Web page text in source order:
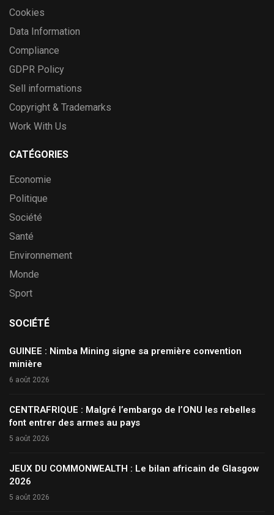
Cookies
Data Information
Compliance
GDPR Policy
Sell informations
Copyright & Trademarks
Work With Us
CATÉGORIES
Economie
Politique
Société
Santé
Environnement
Monde
Sport
SOCIÉTÉ
GUINEE : Nimba Mining signe sa première convention
minière
6 août 2026
CENTRAFRIQUE : Malgré l’embargo de l’ONU les rebelles
font entrer des armes au pays
5 août 2026
JEUX DU COMMONWEALTH : Le bilan africain de Glasgow
2026
5 août 2026